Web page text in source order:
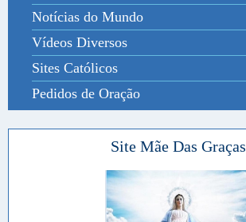
Notícias do Mundo
Vídeos Diversos
Sites Católicos
Pedidos de Oração
Site Mãe Das Graças